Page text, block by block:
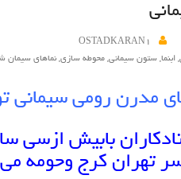
OSTADKARAN1
,ابنما, ستون سیمانی,محوطه سازی,نماهای سیمان
مدرن رومی سیمانی
بابیش ازسی
تهران كرج وحومه